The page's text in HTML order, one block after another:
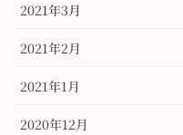
2021年3月
2021年2月
2021年1月
2020年12月